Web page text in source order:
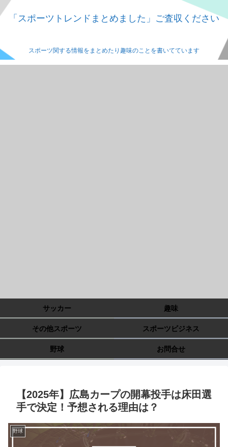
「スポーツトレンドまとめました」ご査収ください
スポーツ関する情報をまとめたり趣味のことを書いてています
サッカー 趣味
その他スポーツ スポーツビジネス
野球 お問合せ
【2025年】広島カープの開幕投手は床田選
手で決定！予想される理由は？
野球